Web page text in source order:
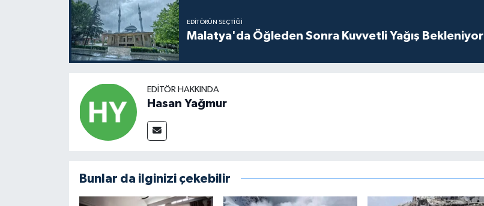
EDITÖRÜN SEÇTIĞI
Malatya'da Öğleden Sonra Kuvvetli Yağış Bekleniyor
EDITÖR HAKKINDA
Hasan Yağmur
Bunlar da ilginizi çekebilir